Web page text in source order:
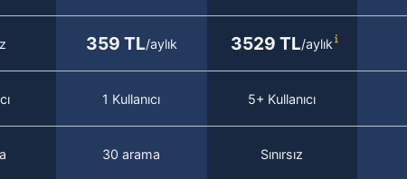
359 TL/aylık 3529 TL/aylık
1 Kullanıcı 5+ Kullanıcı
30 arama Sınırsız